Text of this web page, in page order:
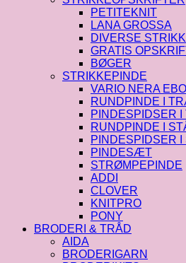
PETITEKNIT
LANA GROSSA
DIVERSE
GRATIS
BØGER
STRIKKEPINDE
VARIO NERA
RUNDPINDE I
PINDESPIDSER
RUNDPINDE I
PINDESPIDSER I
PINDESÆT
STRØMPEPINDE
ADDI
CLOVER
KNITPRO
PONY
BRODERI & TRÅD
AIDA
BRODERIGARN